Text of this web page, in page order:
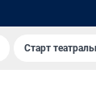
Старт